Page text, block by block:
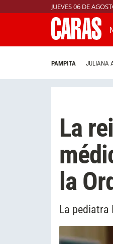
JUEVES 06 DE
PAMPITA JULIANA
La
la
La